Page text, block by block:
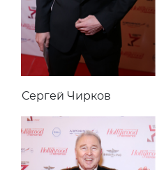
Сергей Чирков